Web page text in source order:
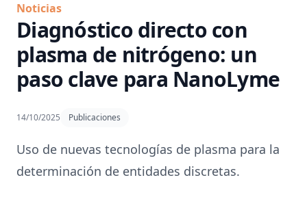
Noticias
Diagnóstico directo con
plasma de nitrógeno: un
paso clave para NanoLyme
14/10/2025 Publicaciones
Uso de nuevas tecnologías de plasma para la
determinación de entidades discretas.